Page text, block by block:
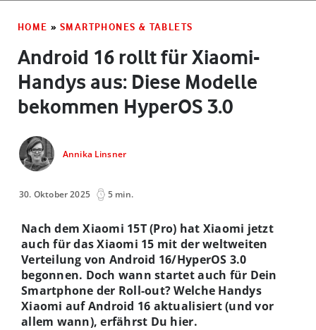
HOME » SMARTPHONES & TABLETS
Android 16 rollt für Xiaomi-
Handys aus: Diese Modelle
bekommen HyperOS 3.0
Annika Linsner
30. Oktober 2025 5 min.
Nach dem Xiaomi 15T (Pro) hat Xiaomi jetzt
auch für das Xiaomi 15 mit der weltweiten
Verteilung von Android 16/HyperOS 3.0
begonnen. Doch wann startet auch für Dein
Smartphone der Roll-out? Welche Handys
Xiaomi auf Android 16 aktualisiert (und vor
allem wann), erfährst Du hier.